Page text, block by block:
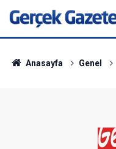
Anasayfa Genel